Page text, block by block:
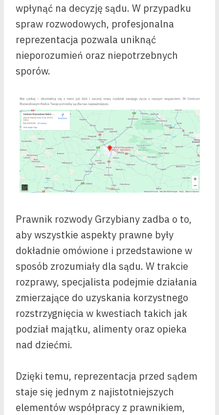
wpłynąć na decyzję sądu. W przypadku
spraw rozwodowych, profesjonalna
reprezentacja pozwala uniknąć
nieporozumień oraz niepotrzebnych
sporów.
Prawnik rozwody Grzybiany zadba o to,
aby wszystkie aspekty prawne były
dokładnie omówione i przedstawione w
sposób zrozumiały dla sądu. W trakcie
rozprawy, specjalista podejmie działania
zmierzające do uzyskania korzystnego
rozstrzygnięcia w kwestiach takich jak
podział majątku, alimenty oraz opieka
nad dziećmi.
Dzięki temu, reprezentacja przed sądem
staje się jednym z najistotniejszych
elementów współpracy z prawnikiem,